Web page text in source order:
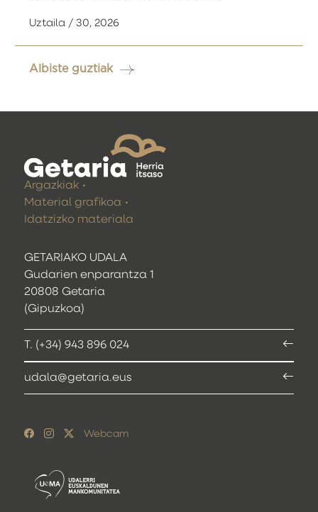
Uztaila / 30, 2026
Albiste guztiak
GETARIAKO UDALA
Gudarien enparantza 1
20808 Getaria
(Gipuzkoa)
T. (+34) 943 896 024
udala@getaria.eus
Argazkiak
Material grafikoa
Idatzizko materiala
Webcam